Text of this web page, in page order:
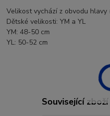
Velikost vychází z obvodu hlavy
Dětské velikosti: YM a YL
YM: 48-50 cm
YL: 50-52 cm
Související zboží